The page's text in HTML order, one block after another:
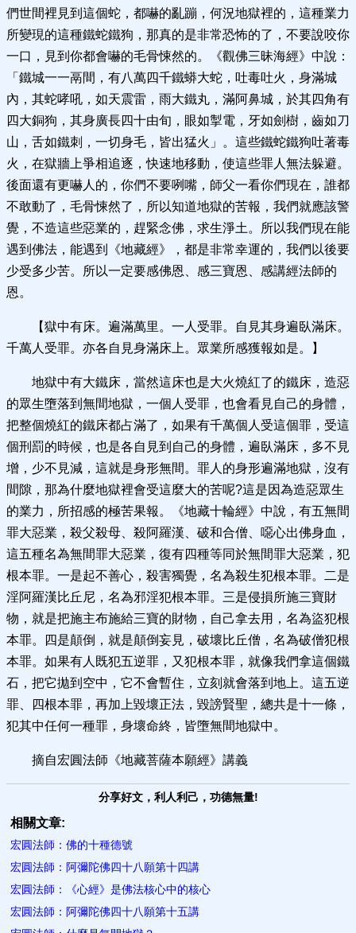
們世間裡見到這個蛇，都嚇的亂蹦，何況地獄裡的，這種業力
所變現的這種鐵蛇鐵狗，那真的是非常恐怖的了，不要說咬你
一口，見到你都會嚇的毛骨悚然的。《觀佛三昧海經》中說：
「鐵城一一鬲間，有八萬四千鐵蟒大蛇，吐毒吐火，身滿城
內，其蛇哮吼，如天震雷，雨大鐵丸，滿阿鼻城，於其四角有
四大銅狗，其身廣長四十由旬，眼如掣電，牙如劍樹，齒如刀
山，舌如鐵刺，一切身毛，皆出猛火」。這些鐵蛇鐵狗吐著毒
火，在獄牆上爭相追逐，快速地移動，使這些罪人無法躲避。
後面還有更嚇人的，你們不要咧嘴，師父一看你們現在，誰都
不敢動了，毛骨悚然了，所以知道地獄的苦報，我們就應該警
覺，不造這些惡業的，趕緊念佛，求生淨土。所以我們現在能
遇到佛法，能遇到《地藏經》，都是非常幸運的，我們以後要
少受多少苦。所以一定要感佛恩、感三寶恩、感講經法師的
恩。
【獄中有床。遍滿萬里。一人受罪。自見其身遍臥滿床。
千萬人受罪。亦各自見身滿床上。眾業所感獲報如是。】
地獄中有大鐵床，當然這床也是大火燒紅了的鐵床，造惡
的眾生墮落到無間地獄，一個人受罪，也會看見自己的身體，
把整個燒紅的鐵床都占滿了，如果有千萬個人受這個罪，受這
個刑罰的時候，也是各自見到自己的身體，遍臥滿床，多不見
增，少不見減，這就是身形無間。罪人的身形遍滿地獄，沒有
間隙，那為什麼地獄裡會受這麼大的苦呢?這是因為造惡眾生
的業力，所招感的極苦果報。《地藏十輪經》中說，有五無間
罪大惡業，殺父殺母、殺阿羅漢、破和合僧、噁心出佛身血，
這五種名為無間罪大惡業，復有四種等同於無間罪大惡業，犯
根本罪。一是起不善心，殺害獨覺，名為殺生犯根本罪。二是
淫阿羅漢比丘尼，名為邪淫犯根本罪。三是侵損所施三寶財
物，就是把施主布施給三寶的財物，自己拿去用，名為盜犯根
本罪。四是顛倒，就是顛倒妄見，破壞比丘僧，名為破僧犯根
本罪。如果有人既犯五逆罪，又犯根本罪，就像我們拿這個鐵
石，把它拋到空中，它不會暫住，立刻就會落到地上。這五逆
罪、四根本罪，再加上毀壞正法，毀謗賢聖，總共是十一條，
犯其中任何一種罪，身壞命終，皆墮無間地獄中。
摘自宏圓法師《地藏菩薩本願經》講義
分享好文，利人利己，功德無量!
相關文章:
宏圓法師：佛的十種德號
宏圓法師：阿彌陀佛四十八願第十四講
宏圓法師：《心經》是佛法核心中的核心
宏圓法師：阿彌陀佛四十八願第十五講